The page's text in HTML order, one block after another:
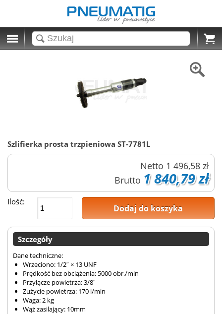
Cart
Szlifierka prosta trzpieniowa ST-7781L
Netto 1 496,58 zł
Brutto 1 840,79 zł
Ilość:
Dodaj do koszyka
Szczegóły
Dane techniczne:
Wrzeciono: 1/2″ × 13 UNF
Prędkość bez obciążenia: 5000 obr./min
Przyłącze powietrza: 3/8″
Zużycie powietrza: 170 l/min
Waga: 2 kg
Wąż zasilający: 10mm